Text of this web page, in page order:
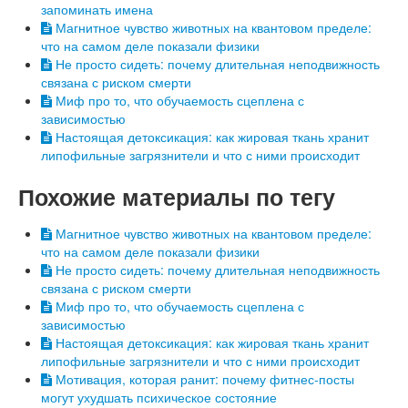
запоминать имена
Магнитное чувство животных на квантовом пределе:
что на самом деле показали физики
Не просто сидеть: почему длительная неподвижность
связана с риском смерти
Миф про то, что обучаемость сцеплена с
зависимостью
Настоящая детоксикация: как жировая ткань хранит
липофильные загрязнители и что с ними происходит
Похожие материалы по тегу
Магнитное чувство животных на квантовом пределе:
что на самом деле показали физики
Не просто сидеть: почему длительная неподвижность
связана с риском смерти
Миф про то, что обучаемость сцеплена с
зависимостью
Настоящая детоксикация: как жировая ткань хранит
липофильные загрязнители и что с ними происходит
Мотивация, которая ранит: почему фитнес-посты
могут ухудшать психическое состояние